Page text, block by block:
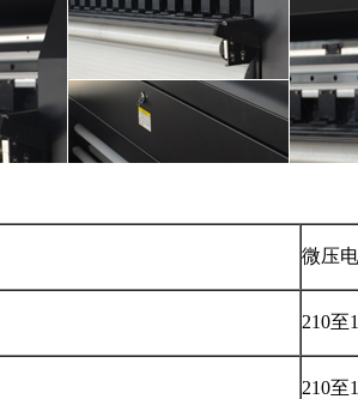
微压
210至
210至